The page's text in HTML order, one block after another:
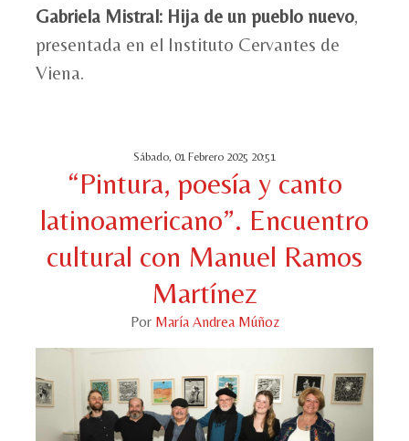
Gabriela Mistral: Hija de un pueblo nuevo,
presentada en el Instituto Cervantes de
Viena.
Sábado, 01 Febrero 2025 20:51
“Pintura, poesía y canto
latinoamericano”. Encuentro
cultural con Manuel Ramos
Martínez
Por María Andrea Múñoz